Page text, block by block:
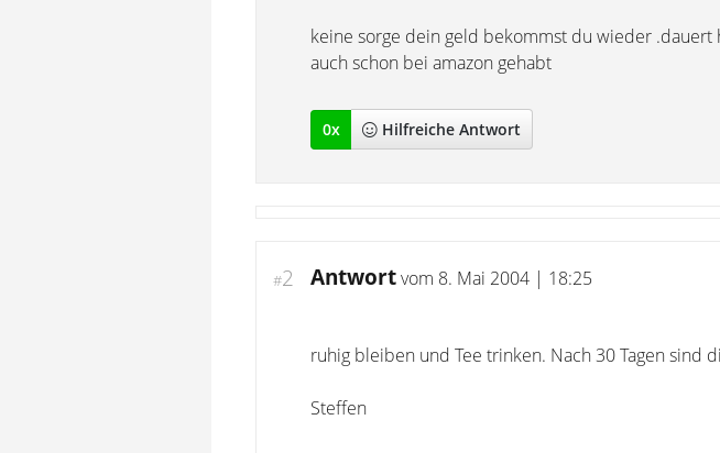
keine sorge dein geld bekommst du wieder .dauert
auch schon bei amazon gehabt
0x Hilfreiche Antwort
#2 Antwortvom 8. Mai 2004 | 18:25
ruhig bleiben und Tee trinken. Nach 30 Tagen sind
Steffen